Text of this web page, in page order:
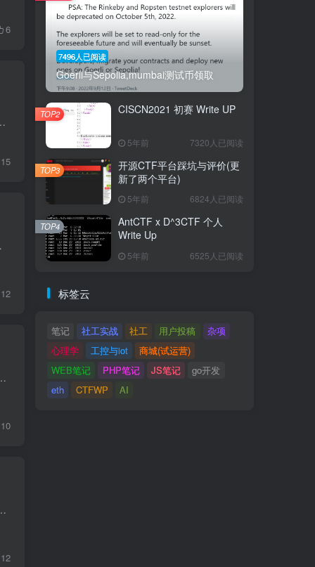
6
看这篇文章 TUTORIAL 这题作为入门题，顺便把官网翻译给翻译...
15
注 正文 自从19年...
12
已死亡公司借鉴灵感：https://www.loot-drop.io/
10
our new, shiny, permissionless multi-user oracle. It's only V1 and missi...
12
7496人已阅读
Goerli与Sepolia,mumbai测试币领取
CISCN2021 初赛 Write UP
5年前 7320人已阅读
TOP2
开源CTF平台踩坑与评价(更
新了两个平台)
5年前 6824人已阅读
TOP3
AntCTF x D^3CTF 个人
Write Up
5年前 6525人已阅读
TOP4
标签云
笔记 社工实战 社工 用户投稿
杂项
心理学
工控与iot
商城(试运营)
WEB笔记
PHP笔记 JS笔记
go开发
eth
CTFWP AI